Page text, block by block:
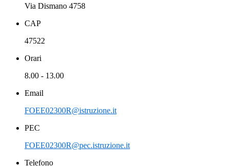
Via Dismano 4758
CAP
47522
Orari
8.00 - 13.00
Email
FOEE02300R@istruzione.it
PEC
FOEE02300R@pec.istruzione.it
Telefono